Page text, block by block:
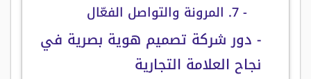
- 7. المرونة والتواصل الفعّال
- دور شركة تصميم هوية بصرية في
نجاح العلامة التجارية